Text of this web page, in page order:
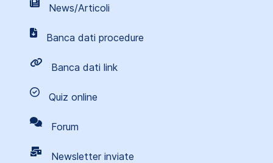
News/Articoli
Banca dati procedure
Banca dati link
Quiz online
Forum
Newsletter inviate